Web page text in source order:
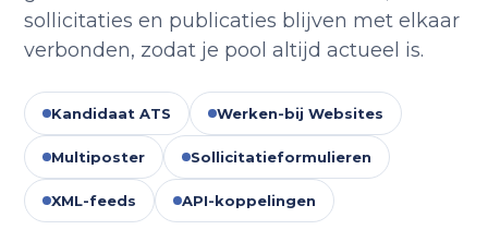
sollicitaties en publicaties blijven met elkaar
verbonden, zodat je pool altijd actueel is.
Kandidaat ATS Werken-bij Websites
Multiposter Sollicitatieformulieren
XML-feeds API-koppelingen